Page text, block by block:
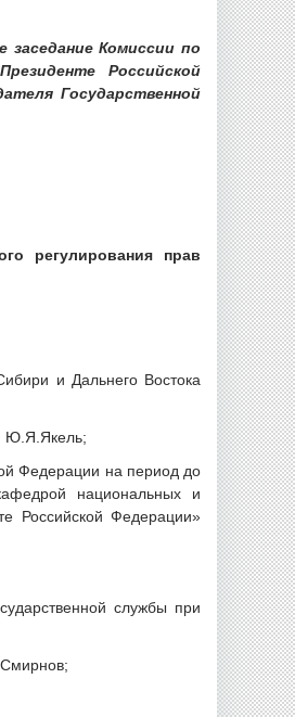
заседание Комиссии по
Российской
Государственной
регулирования прав
и Дальнего Востока
Ю.Я.Якель;
Федерации на период до
национальных и
Российской Федерации»
службы при